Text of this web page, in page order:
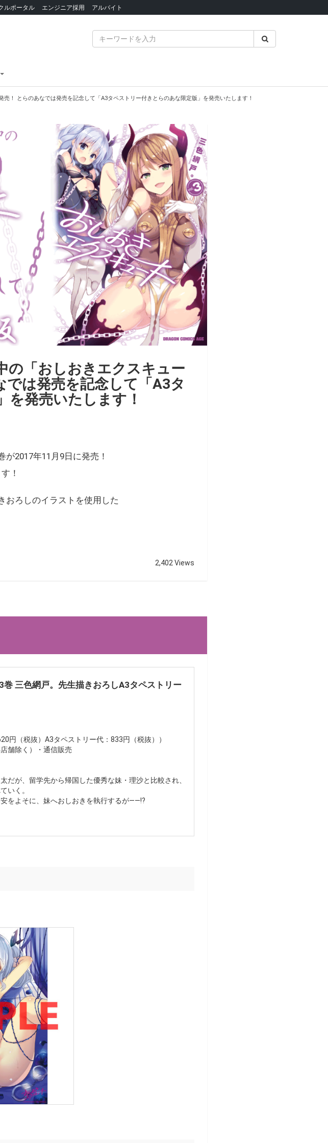
ルポータル エンジニア採用 アルバイト
！ とらのあなでは発売を記念して「A3タペストリー付きとらのあな限定版」を発売いたします！
の「おしおきエクスキュー
では発売を記念して「A3タ
を発売いたします！
2017年11月9日に発売！
！
おろしのイラストを使用した
2,402 Views
巻 三色網戸。先生描きおろしA3タペストリー
（税抜）A3タペストリー代：833円（税抜））
舗除く）・通信販売
だが、留学先から帰国した優秀な妹・理沙と比較され、
いく。
をよそに、妹へおしおきを執行するが――!?